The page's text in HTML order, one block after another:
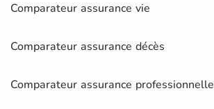
Comparateur assurance vie
Comparateur assurance décès
Comparateur assurance professionnelle